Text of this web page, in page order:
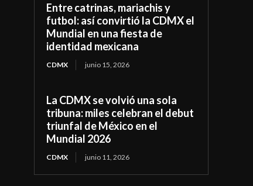
Entre catrinas, mariachis y
futbol: así convirtió la CDMX el
Mundial en una fiesta de
identidad mexicana
CDMX junio 15, 2026
La CDMX se volvió una sola
tribuna: miles celebran el debut
triunfal de México en el
Mundial 2026
CDMX junio 11, 2026